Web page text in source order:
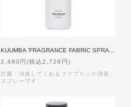
2,480円(税込2,728円)
抗菌・消臭してくれるファブリック消臭
スプレーです。